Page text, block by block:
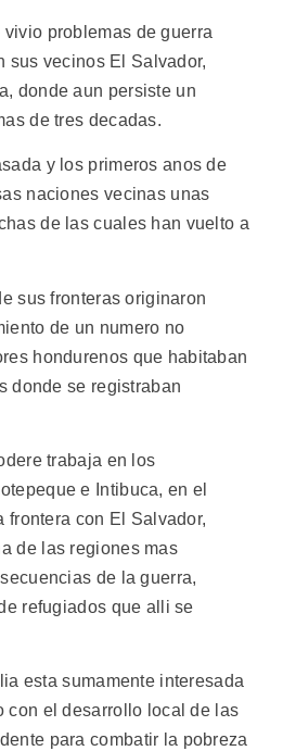
problemas de guerra
sus vecinos El Salvador,
donde aun persiste un
de tres decadas.
y los primeros anos de
naciones vecinas unas
de las cuales han vuelto a
sus fronteras originaron
de un numero no
hondurenos que habitaban
donde se registraban
trabaja en los
e Intibuca, en el
frontera con El Salvador,
de las regiones mas
de la guerra,
refugiados que alli se
esta sumamente interesada
con el desarrollo local de las
para combatir la pobreza